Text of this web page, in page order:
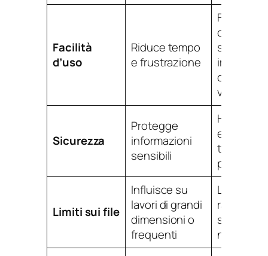
Facilità
d’uso
Riduce tempo
e frustrazione
Flusso di
semplice,
chiare,
veloci
Sicurezza
Protegge
informazioni
sensibili
HTTPS,
privacy
Limiti sui file
Influisce su
lavori di grandi
dimensioni o
frequenti
Limiti di
supporto